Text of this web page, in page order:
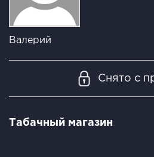
Валерий
Снято с
Табачный магазин